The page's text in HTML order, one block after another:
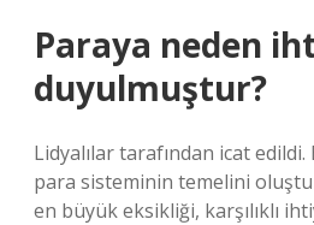
Paraya neden
duyulmuştur?
Lidyalılar tarafından icat
para sisteminin temelini
en büyük eksikliği, karşılıklı